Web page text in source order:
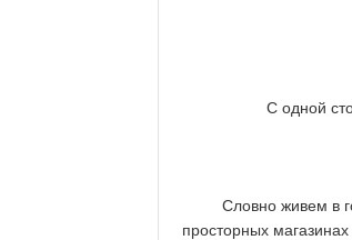
С одной
Словно живем в
просторных